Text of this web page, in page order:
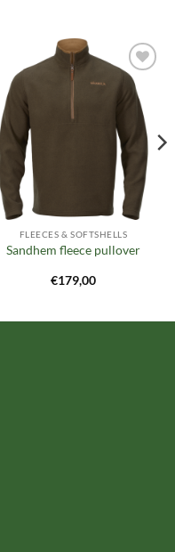
Toevoegen
aan
verlanglijst
FLEECES & SOFTSHELLS
Sandhem fleece pullover
€179,00